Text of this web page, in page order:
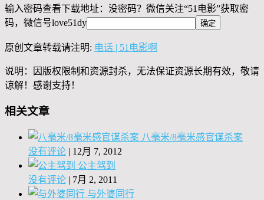
输入密码查看下载地址：没密码？微信关注“51电影”获取密
码，微信号love51dy
原创文章转载请注明: 电话 | 51电影啊
说明：因版权限制和资源封杀，无法保证资源长期有效，敬请
谅解！感谢支持！
相关文章
八毫米/8毫米感官谋杀案
没有评论 | 12月 7, 2012
公主驾到
没有评论 | 7月 2, 2011
与外婆同行